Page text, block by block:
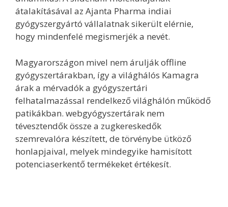
átalakításával az Ajanta Pharma indiai
gyógyszergyártó vállalatnak sikerült elérnie,
hogy mindenfelé megismerjék a nevét.
Magyarországon mivel nem árulják offline
gyógyszertárakban, így a világhálós Kamagra
árak a mérvadók a gyógyszertári
felhatalmazással rendelkező világhálón működő
patikákban. webgyógyszertárak nem
tévesztendők össze a zugkereskedők
szemrevalóra készített, de törvénybe ütköző
honlapjaival, melyek mindegyike hamisított
potenciaserkentő termékeket értékesít.